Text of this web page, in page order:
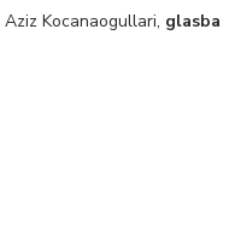
Aziz Kocanaogullari, glasba